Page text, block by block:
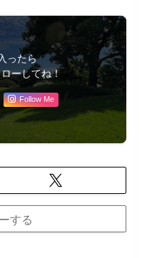
ったら
ーしてね！
Follow Me
する